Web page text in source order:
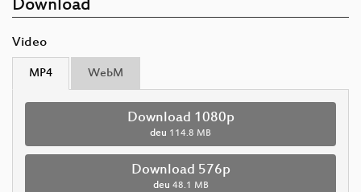
Download
Video
MP4 WebM
Download 1080p
deu 114.8 MB
Download 576p
deu 48.1 MB